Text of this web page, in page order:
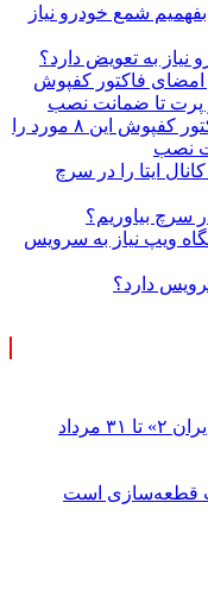
بفهمیم شمع خودرو نیاز
نیاز به تعویض دارد؟
امضای فاکتور کفپوش
قبل از امضای فاکتور کفپوش این ۸ مورد را
نصب
ایتا را در سرچ
سرچ بیاوریم؟
ویپ نیاز به سرویس
دارد؟
قطعه‌سازی است